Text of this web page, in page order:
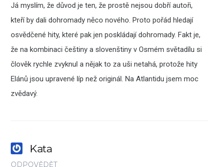
Já myslím, že důvod je ten, že prostě nejsou dobří autoři,
kteří by dali dohromady něco nového. Proto pořád hledají
osvědčené hity, které pak jen poskládají dohromady. Fakt je,
že na kombinaci češtiny a slovenštiny v Osmém světadílu si
člověk rychle zvyknul a nějak to za uši netahá, protože hity
Elánů jsou upravené líp než originál. Na Atlantidu jsem moc
zvědavý.
Kata
ODPOVĚDĚT